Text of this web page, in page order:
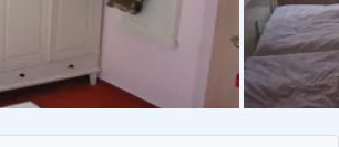
von Sonja,